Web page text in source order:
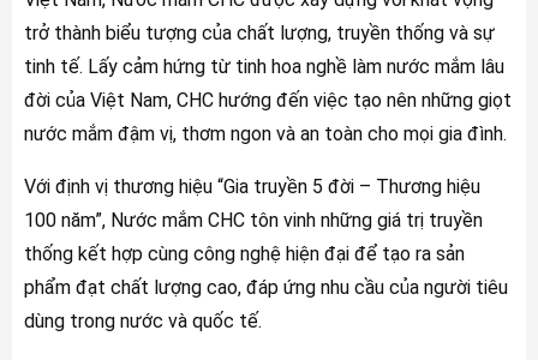
trở thành biểu tượng của chất lượng, truyền thống và sự
tinh tế. Lấy cảm hứng từ tinh hoa nghề làm nước mắm lâu
đời của Việt Nam, CHC hướng đến việc tạo nên những giọt
nước mắm đậm vị, thơm ngon và an toàn cho mọi gia đình.
Với định vị thương hiệu “Gia truyền 5 đời – Thương hiệu
100 năm”, Nước mắm CHC tôn vinh những giá trị truyền
thống kết hợp cùng công nghệ hiện đại để tạo ra sản
phẩm đạt chất lượng cao, đáp ứng nhu cầu của người tiêu
dùng trong nước và quốc tế.